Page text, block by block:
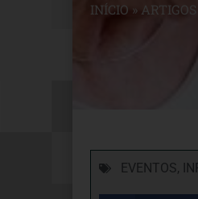
INÍCIO » ARTIGOS
EVENTOS,